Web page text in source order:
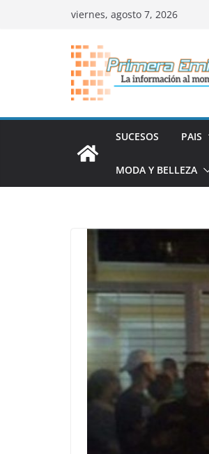
viernes, agosto 7, 2026
SUCESOS PAIS
MODA Y BELLEZA